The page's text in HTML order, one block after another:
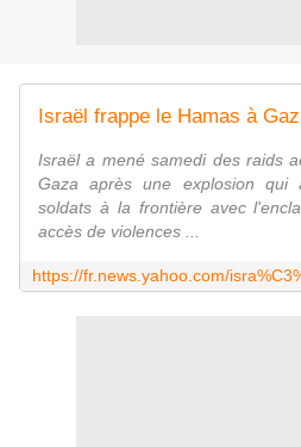
Israël a mené samedi des raids
Gaza après une explosion
soldats à la frontière avec
accès de violences ...